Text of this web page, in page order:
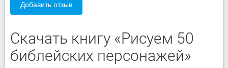
Добавить отзыв
Скачать книгу «Рисуем 50
библейских персонажей»